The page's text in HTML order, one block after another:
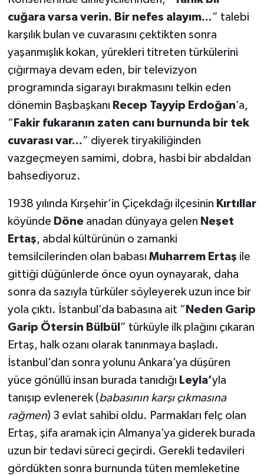
cuğara varsa verin. Bir nefes alayım...” talebi
karşılık bulan ve cuvarasını çektikten sonra
yaşanmışlık kokan, yürekleri titreten türkülerini
çığırmaya devam eden, bir televizyon
programında sigarayı bırakmasını telkin eden
dönemin Başbaşkanı Recep Tayyip Erdoğan’a,
“ Fakir fukaranın zaten canı burnunda bir tek
cuvarası var...” diyerek tiryakiliğinden
vazgeçmeyen samimi, dobra, hasbi bir abdaldan
bahsediyoruz.
1938 yılında Kırşehir’in Çiçekdağı ilçesinin Kırtıllar
köyünde Döneanadan dünyaya gelen Neşet
Ertaş, abdal kültürünün o zamanki
temsilcilerinden olan babası Muharrem Ertaş ile
gittiği düğünlerde önce oyun oynayarak, daha
sonra da sazıyla türküler söyleyerek uzun ince bir
yola çıktı. İstanbul’da babasına ait “ Neden Garip
Garip Ötersin Bülbül ” türküyle ilk plağını çıkaran
Ertaş, halk ozanı olarak tanınmaya başladı.
İstanbul’dan sonra yolunu Ankara’ya düşüren
yüce gönüllü insan burada tanıdığı Leyla’yla
tanışıp evlenerek (babasının karşı çıkmasına
rağmen) 3 evlat sahibi oldu. Parmakları felç olan
Ertaş, şifa aramak için Almanya’ya giderek burada
uzun bir tedavi süreci geçirdi. Gerekli tedavileri
gördükten sonra burnunda tüten memleketine